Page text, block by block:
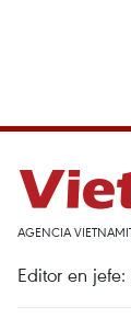
AGENCIA
Editor en